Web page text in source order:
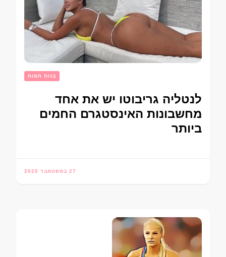
בנות חמות
לנטליה גריבוטו יש את אחד
מחשבונות האינסטגרם החמים
ביותר
27 בספטמבר 2020